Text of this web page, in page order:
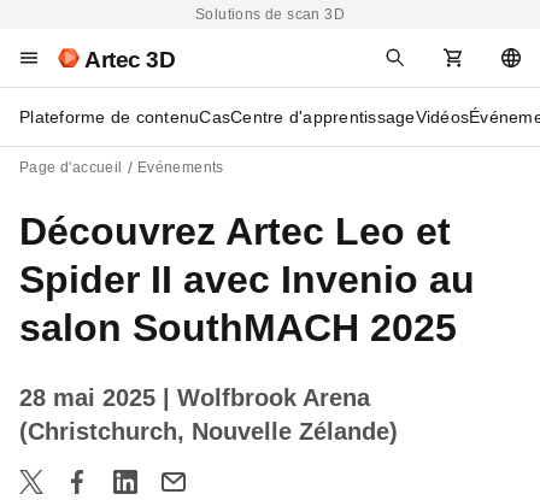
Solutions de scan 3D
Artec 3D
Plateforme de contenuCasCentre d'apprentissageVidéos
Page d'accueil Evénements
Découvrez Artec Leo et
Spider II avec Invenio au
salon SouthMACH 2025
28 mai 2025
| Wolfbrook Arena
(Christchurch, Nouvelle Zélande)